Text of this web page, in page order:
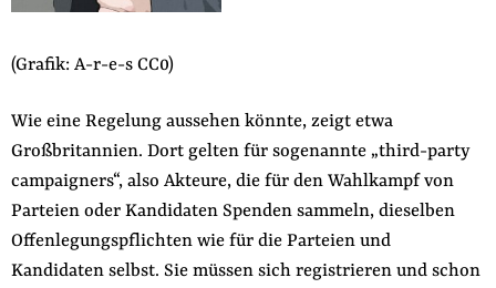
(Grafik: A-r-e-s CC0)
Wie eine Regelung aussehen könnte, zeigt etwa
Großbritannien. Dort gelten für sogenannte „third-party
campaigners“, also Akteure, die für den Wahlkampf von
Parteien oder Kandidaten Spenden sammeln, dieselben
Offenlegungspflichten wie für die Parteien und
Kandidaten selbst. Sie müssen sich registrieren und schon